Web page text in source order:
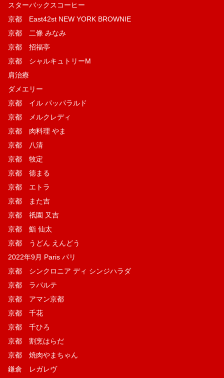
スターバックスコーヒー
京都 East42st NEW YORK BROWNIE
京都 二條 みなみ
京都 招福亭
京都 シャルキュトリーM
肩治療
ダメエリー
京都 イル パッパラルド
京都 メルクレディ
京都 肉料理 やま
京都 八清
京都 牧定
京都 徳まる
京都 エトラ
京都 また吉
京都 祇園 又吉
京都 鮨 仙太
京都 うどん えんどう
2022年9月 Paris パリ
京都 シンクロニア ディ シンジハラダ
京都 ラパルテ
京都 アマン京都
京都 千花
京都 千ひろ
京都 割烹はらだ
京都 焼肉やまちゃん
鎌倉 レガレヴ